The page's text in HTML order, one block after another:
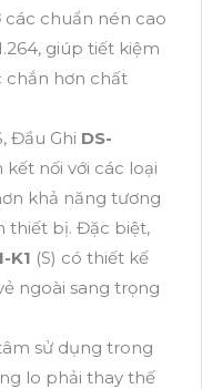
các chuẩn nén cao
giúp tiết kiệm
chắn hơn chất
Đầu Ghi DS-
nối với các loại
khả năng tương
thiết bị. Đặc biệt,
K1 (S) có thiết kế
ngoài sang trọng
sử dụng trong
lo phải thay thế